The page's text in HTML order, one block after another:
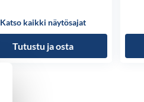
Katso kaikki näytösajat
Tutustu ja osta